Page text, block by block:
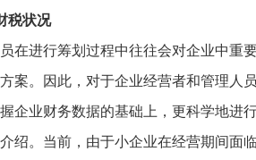
税状况
在进行筹划过程中往往会对企业中重
案。因此，对于企业经营者和管理人
业财务数据的基础上，更科学地进行
绍。当前，由于小企业在经营期间面